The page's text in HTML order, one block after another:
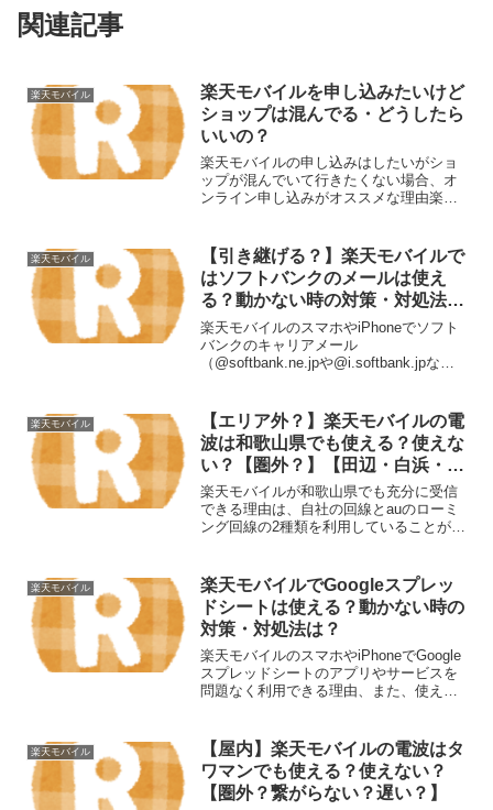
関連記事
楽天モバイル
楽天モバイルを申し込みたいけど
ショップは混んでる・どうしたら
いいの？
楽天モバイルの申し込みはしたいがショ
ップが混んでいて行きたくない場合、オ
ンライン申し込みがオススメな理由楽天
が混雑している場合はオンライン申し込
みが圧倒的に便利です。そ...
楽天モバイル
【引き継げる？】楽天モバイルで
はソフトバンクのメールは使え
る？動かない時の対策・対処法
は？【メール持ち運び】
楽天モバイルのスマホやiPhoneでソフト
バンクのキャリアメール
（@softbank.ne.jpや@i.softbank.jpな
ョンを契約して、端末にメール設...
楽天モバイル
【エリア外？】楽天モバイルの電
波は和歌山県でも使える？使えな
い？【圏外？】【田辺・白浜・海
南】
楽天モバイルが和歌山県でも充分に受信
できる理由は、自社の回線とauのローミ
ング回線の2種類を利用していることが関
能となっています。以下に詳しく解説し
ます。楽天モバイル楽...
楽天モバイル
楽天モバイルでGoogleスプレッ
ドシートは使える？動かない時の
対策・対処法は？
楽天モバイルのスマホやiPhoneでGoogle
スプレッドシートのアプリやサービスを
問題なく利用できる理由、また、使えな
モバイル楽天モバイルの電波がメインで
使えるくらい...
楽天モバイル
【屋内】楽天モバイルの電波はタ
ワマンでも使える？使えない？
【圏外？繋がらない？遅い？】